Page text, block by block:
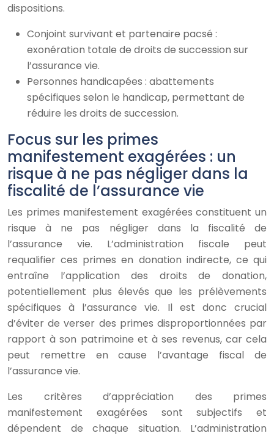
dispositions.
Conjoint survivant et partenaire pacsé :
exonération totale de droits de succession sur
l’assurance vie.
Personnes handicapées : abattements
spécifiques selon le handicap, permettant de
réduire les droits de succession.
Focus sur les primes
manifestement exagérées : un
risque à ne pas négliger dans la
fiscalité de l’assurance vie
Les primes manifestement exagérées constituent un
risque à ne pas négliger dans la fiscalité de
l’assurance vie. L’administration fiscale peut
requalifier ces primes en donation indirecte, ce qui
entraîne l’application des droits de donation,
potentiellement plus élevés que les prélèvements
spécifiques à l’assurance vie. Il est donc crucial
d’éviter de verser des primes disproportionnées par
rapport à son patrimoine et à ses revenus, car cela
peut remettre en cause l’avantage fiscal de
l’assurance vie.
Les critères d’appréciation des primes
manifestement exagérées sont subjectifs et
dépendent de chaque situation. L’administration